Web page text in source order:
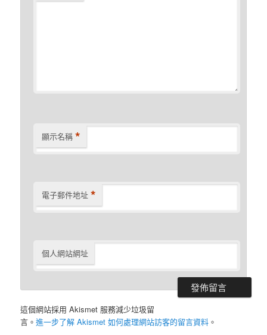
顯示名稱 *
電子郵件地址 *
個人網站網址
這個網站採用 Akismet 服務減少垃圾留
言。進一步了解 Akismet 如何處理網站訪客的留言資料 。